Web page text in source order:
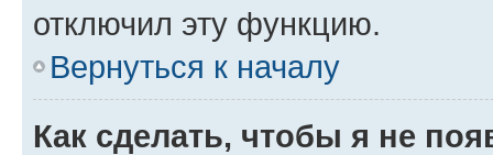
отключил эту функцию.
Вернуться к началу
Как сделать, чтобы я не